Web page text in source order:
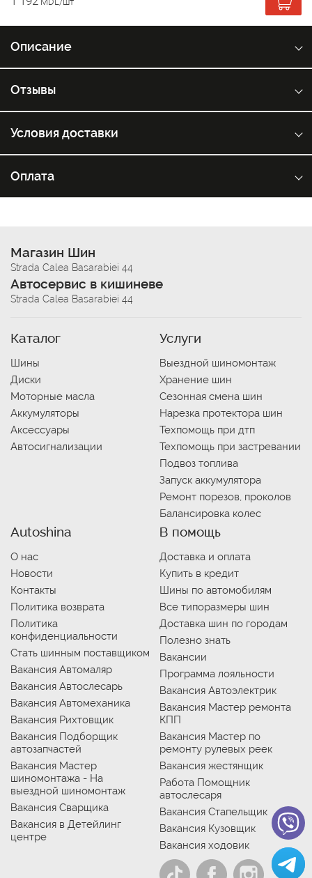
Описание
Отзывы
Условия доставки
Оплата
Магазин Шин
Strada Calea Basarabiei 44
Автосервис в кишиневе
Strada Calea Basarabiei 44
Каталог
Шины
Диски
Моторные масла
Аккумуляторы
Аксессуары
Автосигнализации
Услуги
Выездной шиномонтаж
Хранение шин
Сезонная смена шин
Нарезка протектора шин
Техпомощь при дтп
Техпомощь при застревании
Подвоз топлива
Запуск аккумулятора
Ремонт порезов, проколов
Балансировка колес
Autoshina
О нас
Новости
Контакты
Политика возврата
Политика
конфиденциальности
Стать шинным поставщиком
Вакансия Автомаляр
Вакансия Автослесарь
Вакансия Автомеханика
Вакансия Рихтовщик
Вакансия Подборщик
автозапчастей
Вакансия Мастер
шиномонтажа - На
выездной шиномонтаж
Вакансия Сварщика
Вакансия в Детейлинг
центре
В помощь
Доставка и оплата
Купить в кредит
Шины по автомобилям
Все типоразмеры шин
Доставка шин по городам
Полезно знать
Вакансии
Программа лояльности
Вакансия Автоэлектрик
Вакансия Мастер ремонта
КПП
Вакансия Мастер по
ремонту рулевых реек
Вакансия жестянщик
Работа Помощник
автослесаря
Вакансия Стапельщик
Вакансия Кузовщик
Вакансия ходовик